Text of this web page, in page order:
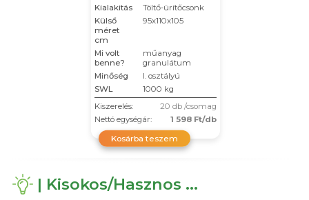
Kialakitás
Töltő-ürítőcsonk
Külső
méret
cm
95x110x105
Mi volt
benne?
műanyag
granulátum
Minőség
I. osztályú
SWL
1000 kg
Kiszerelés:
20 db /csomag
Nettó egységár:
1 598 Ft/db
Kosárba teszem
| Kisokos/Hasznos ...